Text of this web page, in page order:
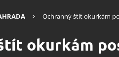
Ochranný štít okurkám
okurkám